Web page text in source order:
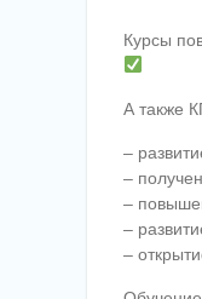
Курсы
А также
–
–
–
–
–